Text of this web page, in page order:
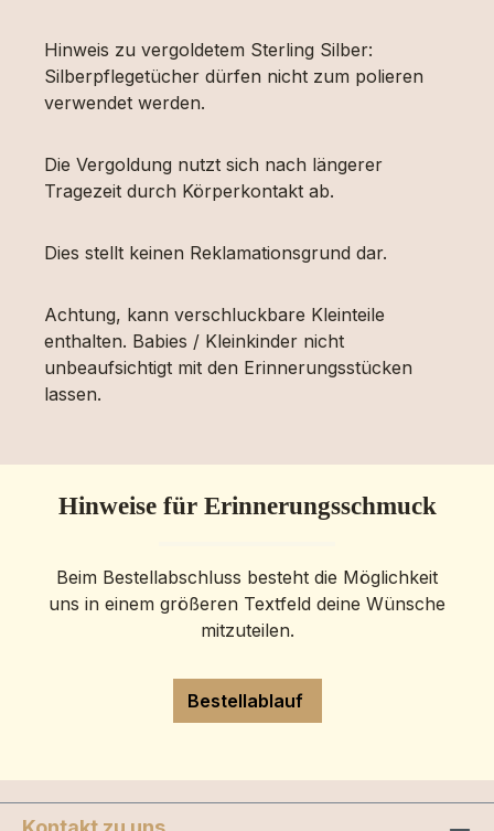
Hinweis zu vergoldetem Sterling Silber:
Silberpflegetücher dürfen nicht zum polieren
verwendet werden.
Die Vergoldung nutzt sich nach längerer
Tragezeit durch Körperkontakt ab.
Dies stellt keinen Reklamationsgrund dar.
Achtung, kann verschluckbare Kleinteile
enthalten. Babies / Kleinkinder nicht
unbeaufsichtigt mit den Erinnerungsstücken
lassen.
Hinweise für Erinnerungsschmuck
Beim Bestellabschluss besteht die Möglichkeit
uns in einem größeren Textfeld deine Wünsche
mitzuteilen.
Bestellablauf